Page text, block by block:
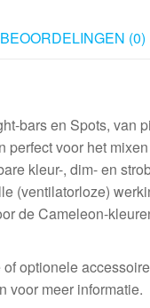
BEOORDELINGEN (0)
bars en Spots, van
voor het
kleur-, dim- en
(ventilatorloze)
de Cameleon-
optionele
voor meer informatie.